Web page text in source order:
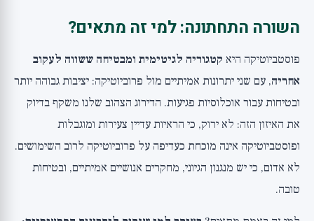
השורה התחתונה: למי זה מתאים?
פוסטביוטיקה היא קטגוריה לגיטימית ומבטיחה ששווה לעקוב
אחריה, עם שני יתרונות אמיתיים מול פרוביוטיקה: יציבות גבוהה יותר
ובטיחות עבור אוכלוסיות פגיעות. הדירוג הצהוב שלנו משקף בדיוק
את האיזון הזה: לא ירוק, כי הראיות עדיין צעירות ומוגבלות
ופוסטביוטיקה אינה מוכחת כעדיפה על פרוביוטיקה לרוב השימושים.
לא אדום, כי יש מנגנון הגיוני, מחקרים אנושיים אמיתיים, ובטיחות
טובה.